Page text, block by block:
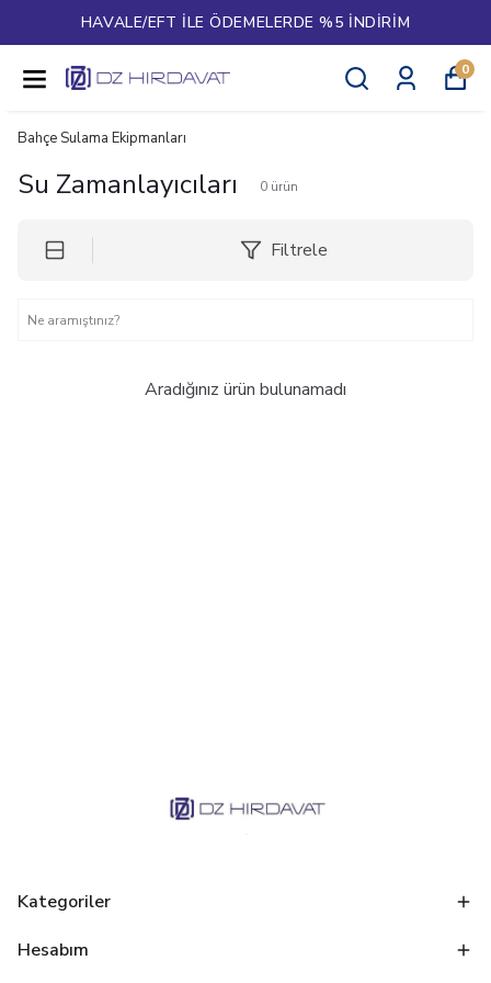
HAVALE/EFT İLE ÖDEMELERDE %5 İNDİRİM
0
Bahçe Sulama Ekipmanları
Su Zamanlayıcıları 0 ürün
Filtrele
Aradığınız ürün bulunamadı
Kategoriler
Hesabım